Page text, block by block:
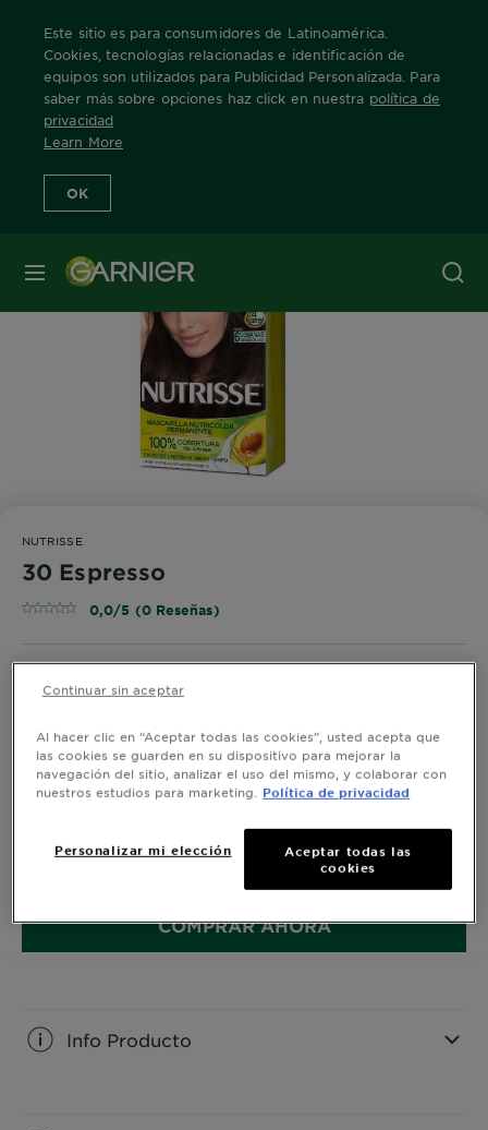
Este sitio es para consumidores de Latinoamérica.
Cookies, tecnologías relacionadas e identificación de
equipos son utilizados para Publicidad Personalizada. Para
saber más sobre opciones haz click en nuestra política de
privacidad
Learn More
OK
MENÚ
Home Nuestras Marcas
NUTRISSE
30 Espresso
0,0/5 (0 Reseñas)
Con los tintes rubios Nutrisse Regular obtienes un
canas y obtén resultados comprobados
COMPRAR AHORA
Info Producto
Al hacer clic en “Aceptar todas las cookies”, usted acepta que
las cookies se guarden en su dispositivo para mejorar la
navegación del sitio, analizar el uso del mismo, y colaborar con
nuestros estudios para marketing. Política de privacidad
Personalizar mi elección
Aceptar todas las
cookies
Continuar sin aceptar